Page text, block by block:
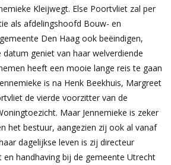
Kleijwegt. Else Poortvliet zal per
als afdelingshoofd Bouw- en
Den Haag ook beëindigen,
geniet van haar welverdiende
heeft een mooie lange reis te gaan
is na Henk Beekhuis, Margreet
de vierde voorzitter van de
Maar Jennemieke is zeker
het bestuur, aangezien zij ook al vanaf
dagelijkse leven is zij directeur
en handhaving bij de gemeente Utrecht